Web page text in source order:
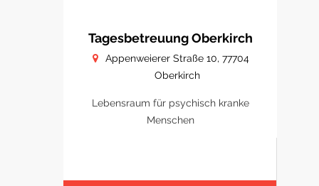
Tagesbetreuung Oberkirch
Appenweierer Straße 10, 77704
Oberkirch
Lebensraum für psychisch kranke
Menschen